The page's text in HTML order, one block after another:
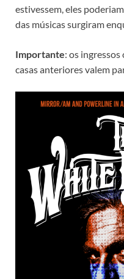
estivessem, eles
das músicas surgiram
Importante: os
casas anteriores valem